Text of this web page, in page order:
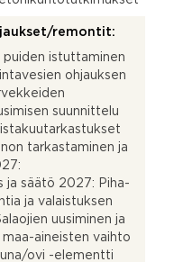
remontit:
puiden istuttaminen
ohjauksen
suunnittelu
tarkastaminen ja
ja säätö 2027: Piha-
ja valaistuksen
uusiminen ja
aineisten vaihto
ovi -elementti